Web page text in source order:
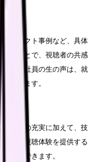
ジェクト事例など、具体
えることで、視聴者の共感
の若手社員の生の声は、就
なります。
面での充実に加えて、技
適な視聴体験を提供する
とができます。